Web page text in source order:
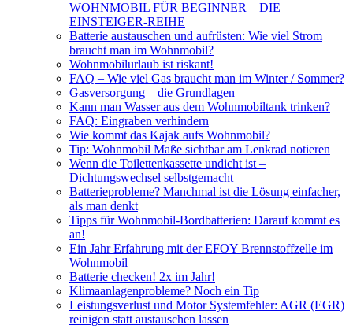
WOHNMOBIL FÜR BEGINNER – DIE
EINSTEIGER-REIHE
Batterie austauschen und aufrüsten: Wie viel Strom
braucht man im Wohnmobil?
Wohnmobilurlaub ist riskant!
FAQ – Wie viel Gas braucht man im Winter / Sommer?
Gasversorgung – die Grundlagen
Kann man Wasser aus dem Wohnmobiltank trinken?
FAQ: Eingraben verhindern
Wie kommt das Kajak aufs Wohnmobil?
Tip: Wohnmobil Maße sichtbar am Lenkrad notieren
Wenn die Toilettenkassette undicht ist –
Dichtungswechsel selbstgemacht
Batterieprobleme? Manchmal ist die Lösung einfacher,
als man denkt
Tipps für Wohnmobil-Bordbatterien: Darauf kommt es
an!
Ein Jahr Erfahrung mit der EFOY Brennstoffzelle im
Wohnmobil
Batterie checken! 2x im Jahr!
Klimaanlagenprobleme? Noch ein Tip
Leistungsverlust und Motor Systemfehler: AGR (EGR)
reinigen statt austauschen lassen